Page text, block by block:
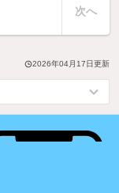
次へ
2026年04月17日 更新